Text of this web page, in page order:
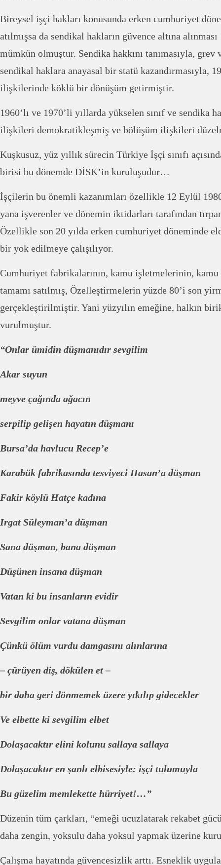
Bireysel işçi hakları konusunda erken cumhuriyet
atılmışsa da sendikal hakların güvence altına alınması
mümkün olmuştur. Sendika hakkını tanımasıyla,
sendikal haklara anayasal bir statü kazandırmasıyla,
ilişkilerinde köklü bir dönüşüm getirmiştir.
1960’lı ve 1970’li yıllarda yükselen sınıf ve sendika
ilişkileri demokratikleşmiş ve bölüşüm ilişkileri
Kuşkusuz, yüz yıllık sürecin Türkiye İşçi sınıfı
birisi bu dönemde DİSK’in kuruluşudur…
İşçilerin bu önemli kazanımları özellikle 12 Eylül
yana işverenler ve dönemin iktidarları tarafından
Özellikle son 20 yılda erken cumhuriyet döneminde
bir yok edilmeye çalışılıyor.
Cumhuriyet fabrikalarının, kamu işletmelerinin,
tamamı satılmış, Özelleştirmelerin yüzde 80’i son
gerçekleştirilmiştir. Yani yüzyılın emeğine, halkın
vurulmuştur.
“Onlar ümidin düşmanıdır sevgilim
Akar suyun
meyve çağında ağacın
serpilip gelişen hayatın düşmanı
Bursa’da havlucu Recep’e
Karabük fabrikasında tesviyeci Hasan’a düşman
Fakir köylü Hatçe kadına
Irgat Süleyman’a düşman
Sana düşman, bana düşman
Düşünen insana düşman
Vatan ki bu insanların evidir
Sevgilim onlar vatana düşman
Çünkü ölüm vurdu damgasını alınlarına
– çürüyen diş, dökülen et –
bir daha geri dönmemek üzere yıkılıp gidecekler
Ve elbette ki sevgilim elbet
Dolaşacaktır elini kolunu sallaya sallaya
Dolaşacaktır en şanlı elbisesiyle: işçi tulumuyla
Bu güzelim memlekette hürriyet!…”
Düzenin tüm çarkları, “emeği ucuzlatarak rekabet
daha zengin, yoksulu daha yoksul yapmak üzerine
Çalışma hayatında güvencesizlik arttı. Esneklik